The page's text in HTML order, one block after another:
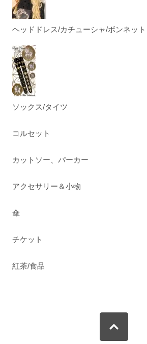
ヘッドドレス/カチューシャ/ボンネット
ソックス/タイツ
コルセット
カットソー、パーカー
アクセサリー＆小物
傘
チケット
紅茶/食品